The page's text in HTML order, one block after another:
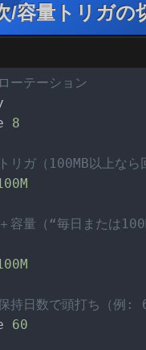
/容量トリガの
ーテーション
8
リガ（100MB以上なら
容量（“毎日または
持日数で頭打ち（例:
60